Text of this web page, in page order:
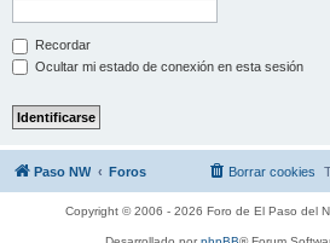
Recordar
Ocultar mi estado de conexión en esta sesión
Paso NW Foros Borrar cookies
Copyright © 2006 - 2026 Foro de El Paso del